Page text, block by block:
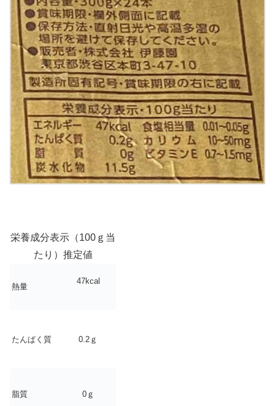
栄養成分表示（100ｇ当
たり）推定値
熱量
47kcal
たんぱく質 0.2ｇ
脂質 0ｇ